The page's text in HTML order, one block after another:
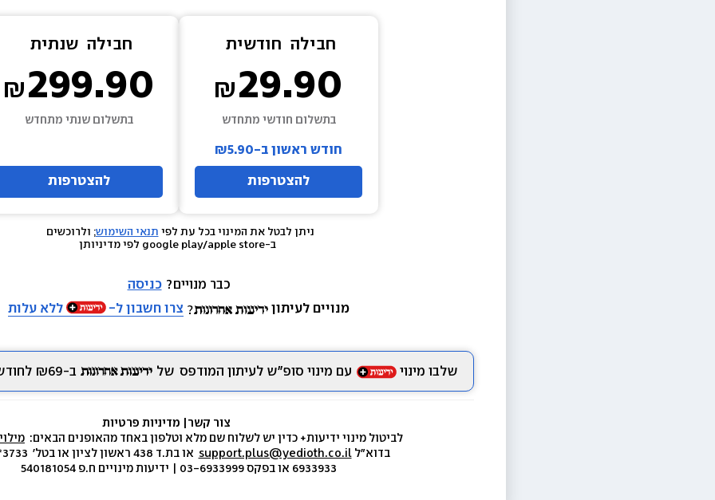
חבילה חודשית
29.90
בתשלום חודשי מתחדש
חודש ראשון ב-₪5.90
להצטרפות
חבילה שנתית
299.90
בתשלום שנתי מתחדש
להצטרפות
ניתן לבטל את המינוי בכל עת לפי תנאי השימוש; ולרוכשים
כבר מנויים? כניסה
מנויים לעיתון
צרו חשבון ל- ללא עלות
שלבו מינוי עם מינוי סופ״ש לעיתון המודפס של ב-₪69 לחודש.
צור קשר
לביטול מינוי ידיעות+ כדין יש לשלוח שם מלא וטלפון באחד מהאופנים הבאים:
בדוא״ל support.plus@yedioth.co.il
6933933 או בפקס 03-6933999 | ידיעות מינויים ח.פ 540181054